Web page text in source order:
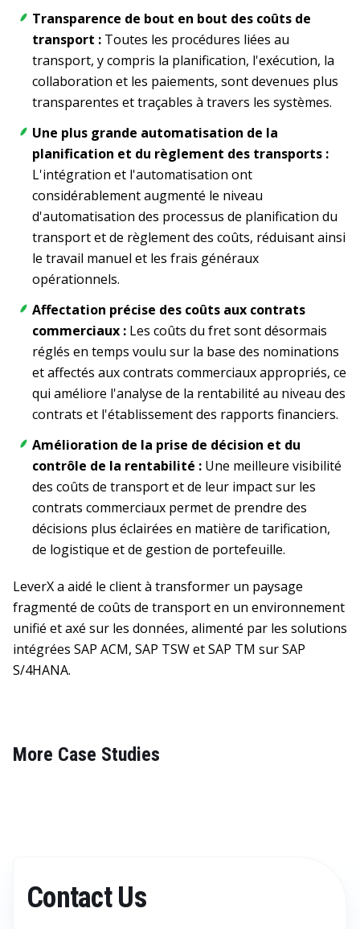
Transparence de bout en bout des coûts de
transport : Toutes les procédures liées au
transport, y compris la planification, l'exécution, la
collaboration et les paiements, sont devenues plus
transparentes et traçables à travers les systèmes.
Une plus grande automatisation de la
planification et du règlement des transports :
L'intégration et l'automatisation ont
considérablement augmenté le niveau
d'automatisation des processus de planification du
transport et de règlement des coûts, réduisant ainsi
le travail manuel et les frais généraux
opérationnels.
Affectation précise des coûts aux contrats
commerciaux : Les coûts du fret sont désormais
réglés en temps voulu sur la base des nominations
et affectés aux contrats commerciaux appropriés, ce
qui améliore l'analyse de la rentabilité au niveau des
contrats et l'établissement des rapports financiers.
Amélioration de la prise de décision et du
contrôle de la rentabilité : Une meilleure visibilité
des coûts de transport et de leur impact sur les
contrats commerciaux permet de prendre des
décisions plus éclairées en matière de tarification,
de logistique et de gestion de portefeuille.
LeverX a aidé le client à transformer un paysage
fragmenté de coûts de transport en un environnement
unifié et axé sur les données, alimenté par les solutions
intégrées SAP ACM, SAP TSW et SAP TM sur SAP
S/4HANA.
More Case Studies
Contact Us